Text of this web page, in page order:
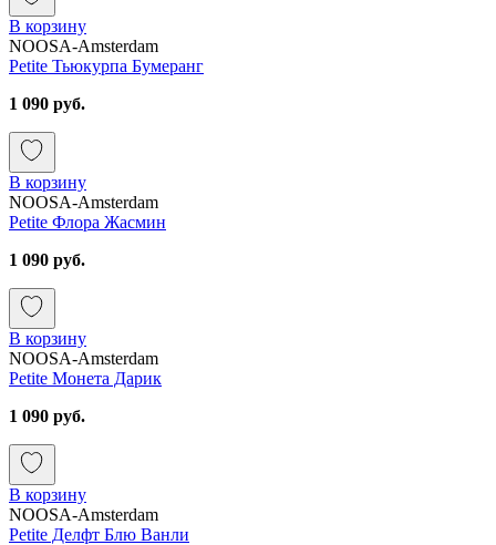
В корзину
NOOSA-Amsterdam
Petite Тьюкурпа Бумеранг
1 090 руб.
В корзину
NOOSA-Amsterdam
Petite Флора Жасмин
1 090 руб.
В корзину
NOOSA-Amsterdam
Petite Монета Дарик
1 090 руб.
В корзину
NOOSA-Amsterdam
Petite Делфт Блю Ванли